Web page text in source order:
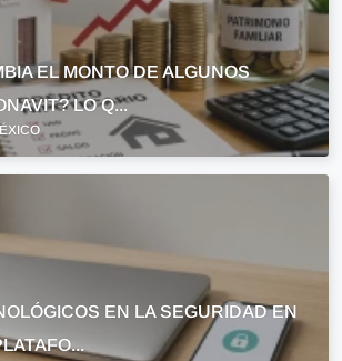
EL MONTO DE ALGUNOS
LO Q...
EN LA SEGURIDAD EN